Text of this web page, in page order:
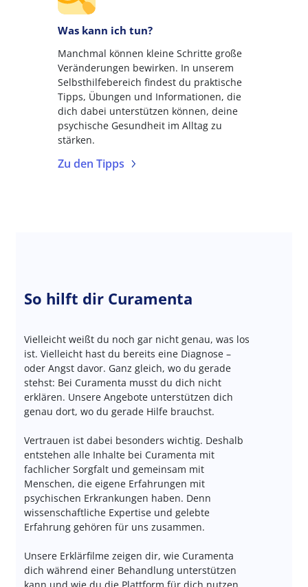
Was kann ich tun?
Manchmal können kleine Schritte große
Veränderungen bewirken. In unserem
Selbsthilfebereich findest du praktische
Tipps, Übungen und Informationen, die
dich dabei unterstützen können, deine
psychische Gesundheit im Alltag zu
stärken.
Zu den Tipps
So hilft dir Curamenta
Vielleicht weißt du noch gar nicht genau, was los
ist. Vielleicht hast du bereits eine Diagnose –
oder Angst davor. Ganz gleich, wo du gerade
stehst: Bei Curamenta musst du dich nicht
erklären. Unsere Angebote unterstützen dich
genau dort, wo du gerade Hilfe brauchst.
Vertrauen ist dabei besonders wichtig. Deshalb
entstehen alle Inhalte bei Curamenta mit
fachlicher Sorgfalt und gemeinsam mit
Menschen, die eigene Erfahrungen mit
psychischen Erkrankungen haben. Denn
wissenschaftliche Expertise und gelebte
Erfahrung gehören für uns zusammen.
Unsere Erklärfilme zeigen dir, wie Curamenta
dich während einer Behandlung unterstützen